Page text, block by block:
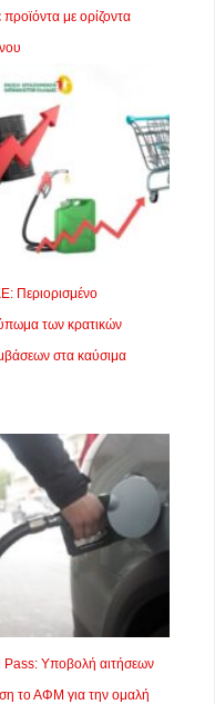
προϊόντα με ορίζοντα
Περιορισμένο
των κρατικών
στα καύσιμα
Pass: Υποβολή αιτήσεων
το ΑΦΜ για την ομαλή